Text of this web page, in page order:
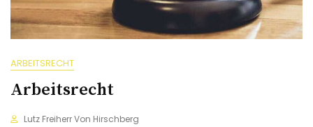
ARBEITSRECHT
Arbeitsrecht
Lutz Freiherr Von Hirschberg